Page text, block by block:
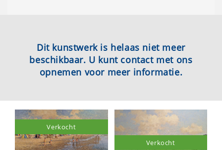
Dit kunstwerk is helaas niet meer
beschikbaar. U kunt contact met ons
opnemen voor meer informatie.
Verkocht
Verkocht